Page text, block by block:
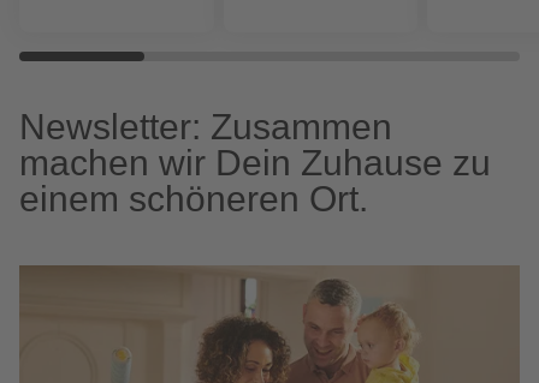
Newsletter: Zusammen
machen wir Dein Zuhause zu
einem schöneren Ort.